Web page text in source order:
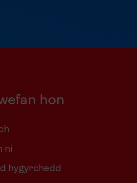
hon
ni
hygyrchedd